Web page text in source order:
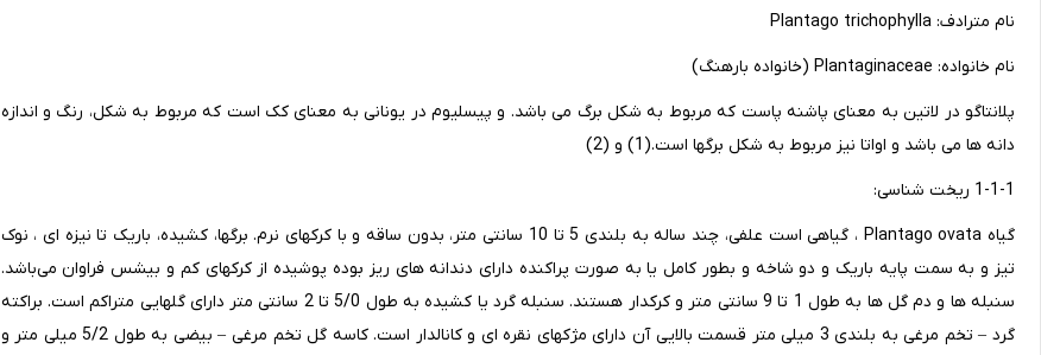
نام مترادف: Plantago trichophylla
نام خانواده: Plantaginaceae (خانواده بارهنگ)
پلانتاگو در لاتین به معنای پاشنه پاست که مربوط به شکل برگ می باشد. و پیسلیوم در یونانی به معنای کک است که مربوط به شکل، رنگ و اندازه
دانه ها می باشد و اواتا نیز مربوط به شکل برگها است.(1) و (2)
1-1-1 ریخت شناسی:
گیاه Plantago ovata ، گیاهی است علفی، چند ساله به بلندی 5 تا 10 سانتی متر، بدون ساقه و با کرکهای نرم. برگها، کشیده، باریک تا نیزه ای ، نوک
تیز و به سمت پایه باریک و دو شاخه و بطور کامل یا به صورت پراکنده دارای دندانه های ریز بوده پوشیده از کرکهای کم و بیشس فراوان می‌باشد.
سنبله ها و دم گل ها به طول 1 تا 9 سانتی متر و کرکدار هستند. سنبله گرد یا کشیده به طول 5/0 تا 2 سانتی متر دارای گلهایی متراکم است. براکته
گرد – تخم مرغی به بلندی 3 میلی متر قسمت بالایی آن دارای مژکهای نقره ای و کانالدار است. کاسه گل تخم مرغی – بیضی به طول 5/2 میلی متر و